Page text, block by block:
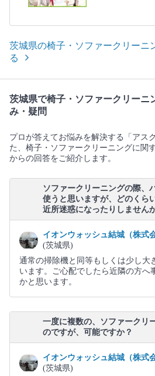
茨城県の椅子・ソファークリーニ
る
茨城県で椅子・ソファークリーニ
み・疑問
プロが答えてお悩みを解決する「アス
た、椅子・ソファークリーニングに関
からの回答をご紹介します。
ソファークリーニングの際、
使うと思いますが、どのくら
近所迷惑になったりしません
イオンウォッシュ結城（株式
(茨城県)
通常の掃除機と同等もしくは少し大
います。ご心配でしたら近隣の方へ
かと思います。
一度に複数の、ソファークリ
のですが、可能ですか？
イオンウォッシュ結城（株式
(茨城県)